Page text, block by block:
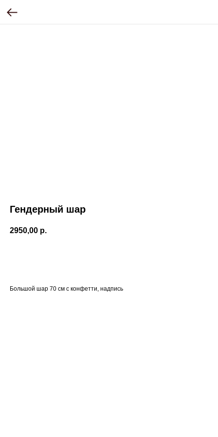
Гендерный шар
2950,00 р.
Большой шар 70 см с конфетти, надпись